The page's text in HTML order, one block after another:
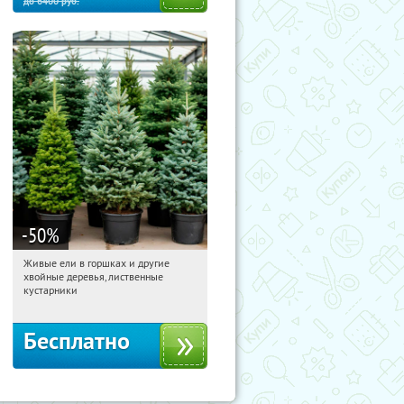
-50%
11:59:47 Получили:
Московская обл., г. Химки,
Живые ели в горшках и другие
хвойные деревья, лиственные
кустарники
Бесплатно